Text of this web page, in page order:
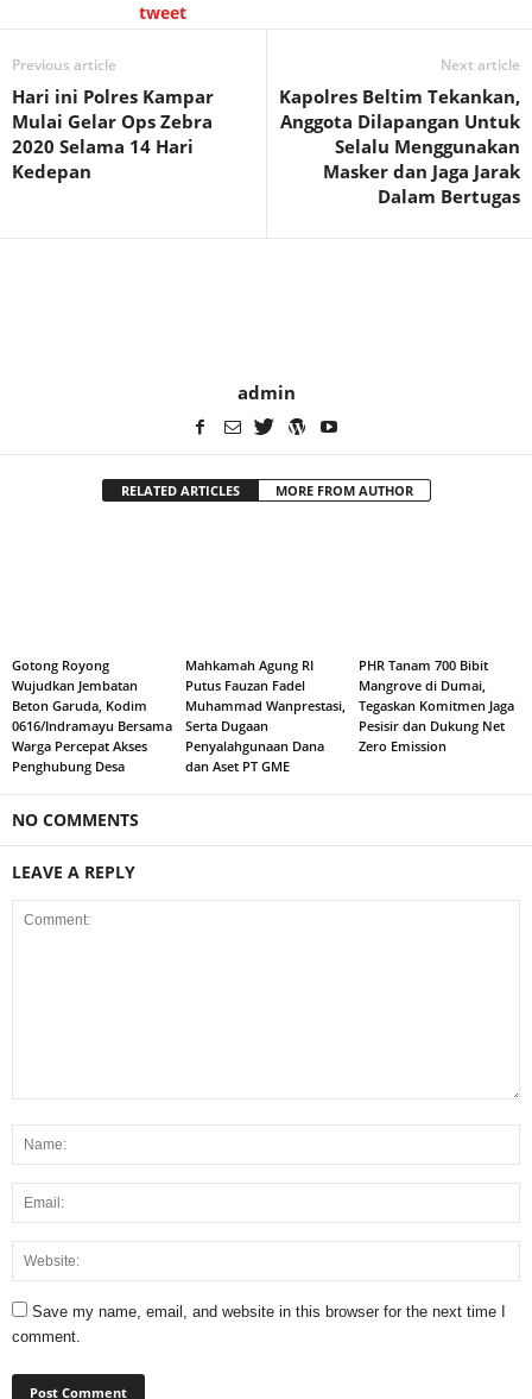
tweet
Previous article
Hari ini Polres Kampar
Mulai Gelar Ops Zebra
2020 Selama 14 Hari
Kedepan
Next article
Kapolres Beltim Tekankan,
Anggota Dilapangan Untuk
Selalu Menggunakan
Masker dan Jaga Jarak
Dalam Bertugas
admin
RELATED ARTICLES MORE FROM AUTHOR
Gotong Royong
Wujudkan Jembatan
Beton Garuda, Kodim
0616/Indramayu Bersama
Warga Percepat Akses
Penghubung Desa
Mahkamah Agung RI
Putus Fauzan Fadel
Muhammad Wanprestasi,
Serta Dugaan
Penyalahgunaan Dana
dan Aset PT GME
PHR Tanam 700 Bibit
Mangrove di Dumai,
Tegaskan Komitmen Jaga
Pesisir dan Dukung Net
Zero Emission
NO COMMENTS
LEAVE A REPLY
Save my name, email, and website in this browser for the next time I
comment.